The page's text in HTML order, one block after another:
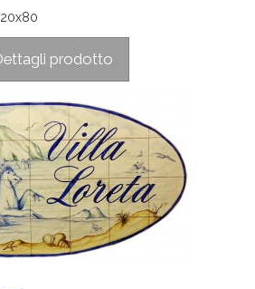
prodotto